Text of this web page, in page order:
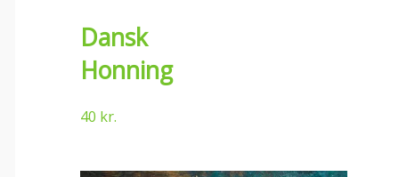
Dansk
Honning
40 kr.